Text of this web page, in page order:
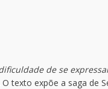
de se
texto expõe a saga de